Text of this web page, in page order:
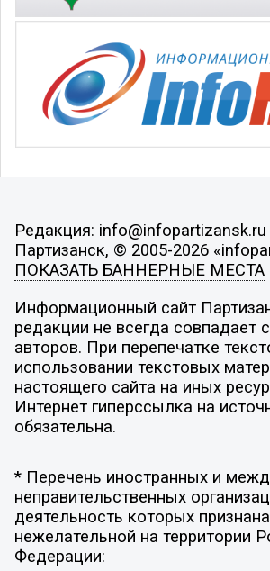
Редакция: info@infopartizansk.ru
Партизанск, © 2005-2026
ПОКАЗАТЬ БАННЕРНЫЕ МЕСТА
Информационный сайт
редакции не всегда совпадает
авторов. При перепечатке
использовании текстовых
настоящего сайта на иных
Интернет гиперссылка на
обязательна.
* Перечень иностранных и
неправительственных
деятельность которых признана
нежелательной на территории
Федерации: